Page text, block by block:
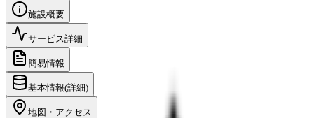
施設概要
サービス詳細
簡易情報
基本情報(詳細)
地図・アクセス